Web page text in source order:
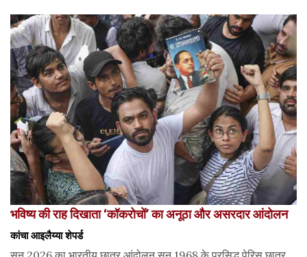
भविष्य की राह दिखाता ‘कॉकरोचों’ का अनूठा और असरदार आंदोलन
कांचा आइलैय्या शेपर्ड